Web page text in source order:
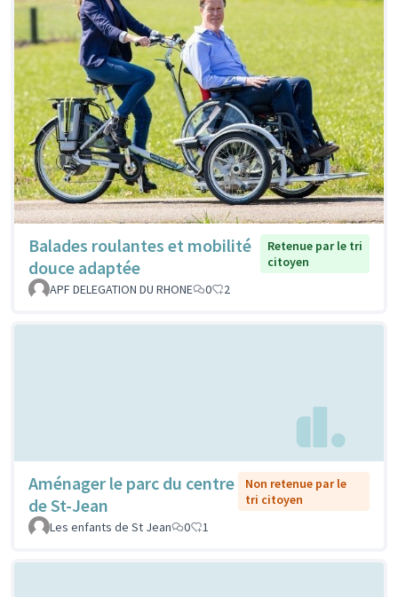
Balades roulantes et mobilité
douce adaptée
Retenue par le tri
citoyen
APF DELEGATION DU RHONE
0 2
Aménager le parc du centre
de St-Jean
Non retenue par le
tri citoyen
Les enfants de St Jean
0 1